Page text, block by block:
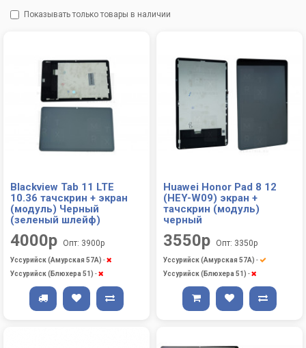
Показывать только товары в наличии
Blackview Tab 11 LTE
10.36 тачскрин + экран
(модуль) Черный
(зеленый шлейф)
4000р Опт: 3900р
Уссурийск (Амурская 57А) -
Уссурийск (Блюхера 51) -
Huawei Honor Pad 8 12
(HEY-W09) экран +
тачскрин (модуль)
черный
3550р Опт: 3350р
Уссурийск (Амурская 57А) -
Уссурийск (Блюхера 51) -